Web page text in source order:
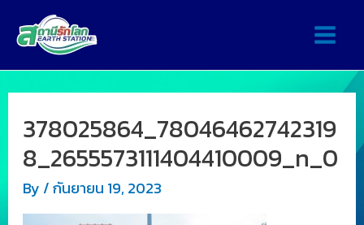
378025864_78046462742319
8_2655573111404410009_n_0
By /กันยายน 19, 2023